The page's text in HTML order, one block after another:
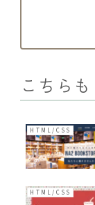
こちら
HTML/CSS
HTML/CSS